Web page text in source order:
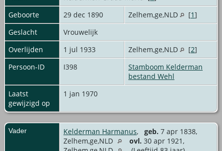
Geboorte
29 dec 1890 Zelhem,ge,NLD [1]
Geslacht
Vrouwelijk
Overlijden
1 jul 1933 Zelhem,ge,NLD [2]
Persoon-ID
I398
Stamboom Kelderman
bestand Wehl
Laatst
gewijzigd op
1 jan 1970
Vader Kelderman Harmanus, geb. 7 apr 1838,
Zelhem,ge,NLD
ovl. 30 apr 1921,